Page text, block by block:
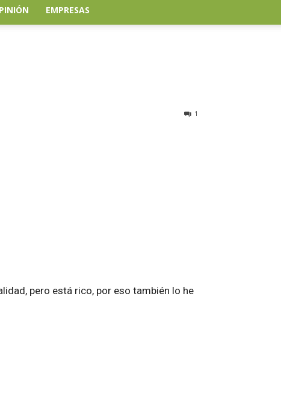
EMPRESAS
1
pero está rico, por eso también lo he